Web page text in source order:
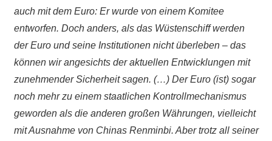
auch mit dem Euro: Er wurde von einem Komitee
entworfen. Doch anders, als das Wüstenschiff werden
der Euro und seine Institutionen nicht überleben – das
können wir angesichts der aktuellen Entwicklungen mit
zunehmender Sicherheit sagen. (…) Der Euro (ist) sogar
noch mehr zu einem staatlichen Kontrollmechanismus
geworden als die anderen großen Währungen, vielleicht
mit Ausnahme von Chinas Renminbi. Aber trotz all seiner